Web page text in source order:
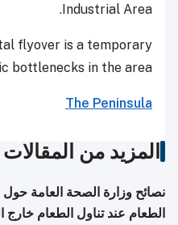
Industrial Area.
flyover is a temporary
bottlenecks in the area.
The Peninsula
المزيد من المقالات
نصائح وزارة الصحة العامة
الطعام عند تناول الطعام خارج